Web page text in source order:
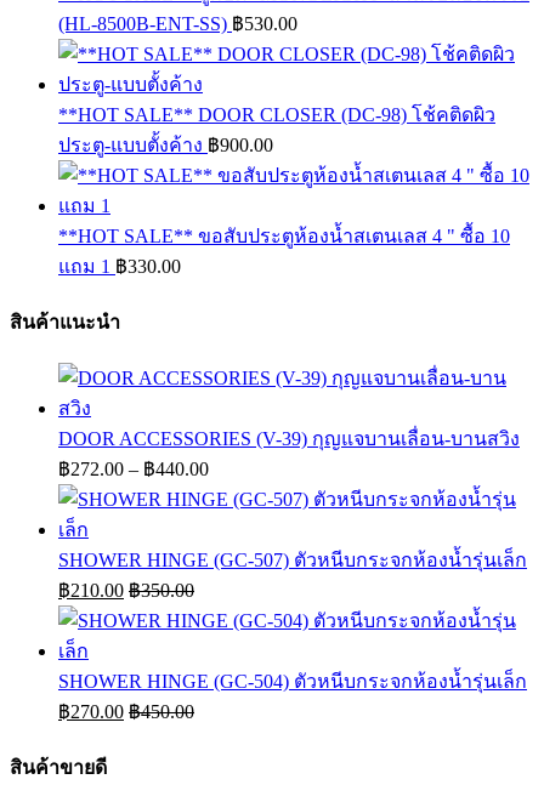
(HL-8500B-ENT-SS) ฿530.00
**HOT SALE** DOOR CLOSER (DC-98) โช้คติดผิว
ประตู-แบบตั้งค้าง ฿900.00
**HOT SALE** ขอสับประตูห้องน้ำสเตนเลส 4 " ซื้อ 10
แถม 1 ฿330.00
สินค้าแนะนำ
DOOR ACCESSORIES (V-39) กุญแจบานเลื่อน-บานสวิง
฿272.00 – ฿440.00Price
฿272.00
฿440.00
SHOWER HINGE (GC-507) ตัวหนีบกระจกห้องน้ำรุ่นเล็ก
฿210.00 ฿350.00
SHOWER HINGE (GC-504) ตัวหนีบกระจกห้องน้ำรุ่นเล็ก
฿270.00 ฿450.00
สินค้าขายดี